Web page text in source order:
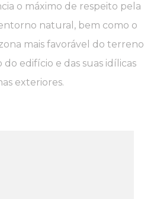
o máximo de respeito pela
natural, bem como o
mais favorável do terreno
edifício e das suas idílicas
exteriores.